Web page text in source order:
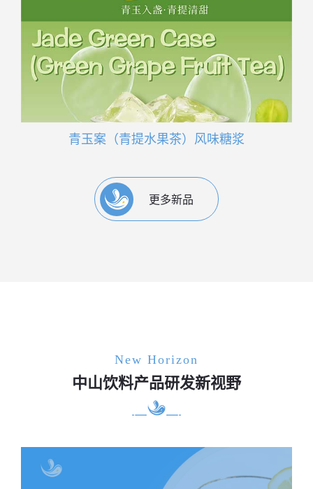
青玉案（青提水果茶）风味糖浆
更多新品
New Horizon
中山饮料产品研发新视野